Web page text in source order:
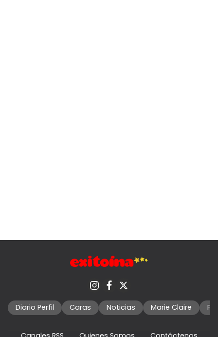
Diario Perfil Caras Noticias Marie Claire